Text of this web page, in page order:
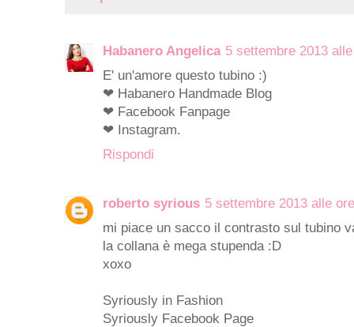
Habanero Angelica 5 settembre 2013
E' un'amore questo tubino :)
❤ Habanero Handmade Blog
❤ Facebook Fanpage
❤ Instagram.
Rispondi
roberto syrious 5 settembre 2013 alle
mi piace un sacco il contrasto sul tubino
la collana è mega stupenda :D
xoxo
Syriously in Fashion
Syriously Facebook Page